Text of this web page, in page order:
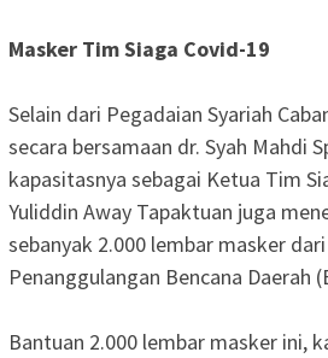
Masker Tim Siaga Covid-19
Selain dari Pegadaian Syariah
secara bersamaan dr. Syah Mahdi
kapasitasnya sebagai Ketua Tim
Yuliddin Away Tapaktuan juga
sebanyak 2.000 lembar masker
Penanggulangan Bencana Daerah
Bantuan 2.000 lembar masker ini,